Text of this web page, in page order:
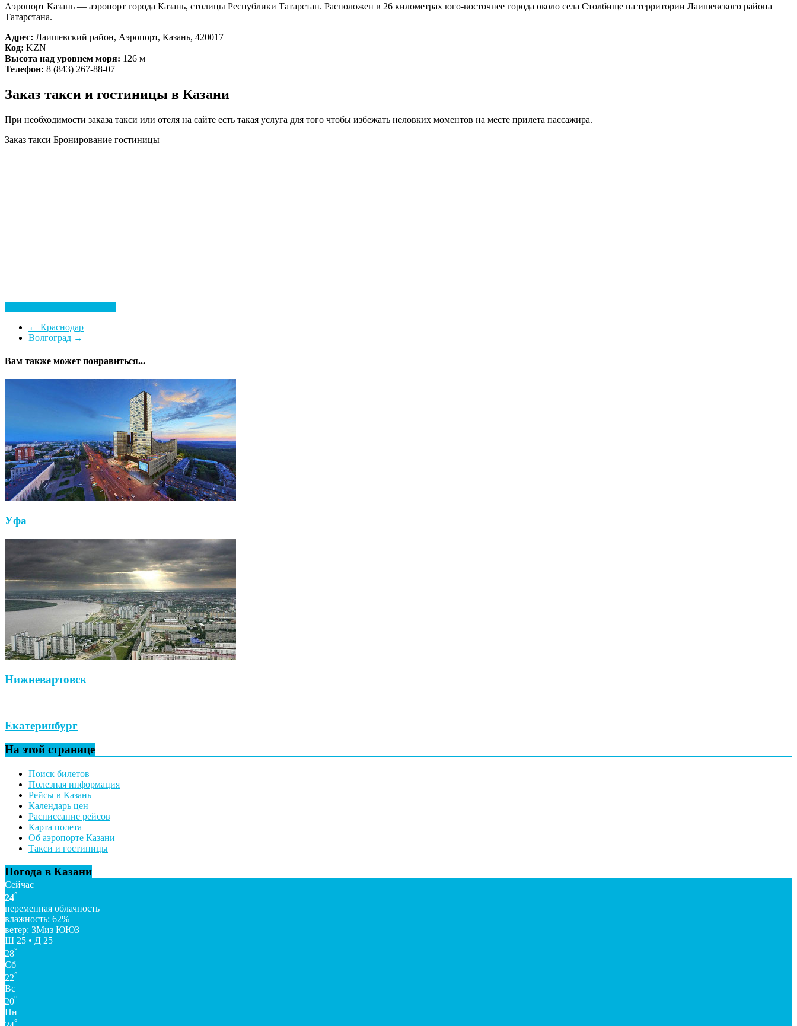
Аэропорт Казань — аэропорт города Казань, столицы Республики Татарстан. Расположен в 26 километрах юго-восточнее города около села Столбище на территории Лаишевского района
Татарстана.
Адрес: Лаишевский район, Аэропорт, Казань, 420017
Код: KZN
Высота над уровнем моря: 126 м
Телефон: 8 (843) 267-88-07
Заказ такси и гостиницы в Казани
При необходимости заказа такси или отеля на сайте есть такая услуга для того чтобы избежать неловких моментов на месте прилета пассажира.
Заказ такси Бронирование гостиницы
← Краснодар
Волгоград →
Вам также может понравиться...
Уфа
Нижневартовск
Екатеринбург
На этой странице
Поиск билетов
Полезная информация
Рейсы в Казань
Календарь цен
Расписсание рейсов
Карта полета
Об аэропорте Казани
Такси и гостиницы
Погода в Казани
Сейчас
24°
переменная облачность
влажность: 62%
ветер: 3Миз ЮЮЗ
Ш 25 • Д 25
28°
Сб
22°
Вс
20°
Пн
°